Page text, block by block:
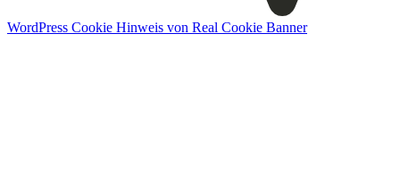
WordPress Cookie Hinweis von Real Cookie Banner